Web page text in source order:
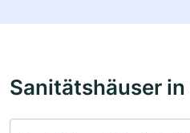
Sanitätshäuser in